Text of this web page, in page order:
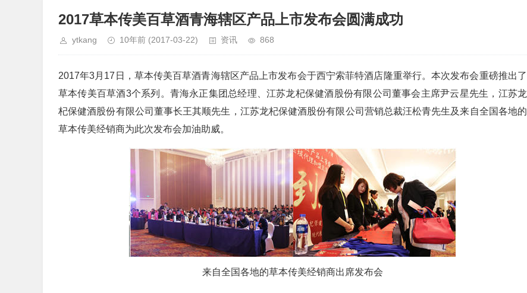
2017草本传美百草酒青海辖区产品上市发布会圆满成功
ytkang 10年前 (2017-03-22) 资讯 868
2017年3月17日，草本传美百草酒青海辖区产品上市发布会于西宁索菲特酒店隆重举行。本次发布会重磅推出了
草本传美百草酒3个系列。青海永正集团总经理、江苏龙杞保健酒股份有限公司董事会主席尹云星先生，江苏龙
杞保健酒股份有限公司董事长王其顺先生，江苏龙杞保健酒股份有限公司营销总裁汪松青先生及来自全国各地的
草本传美经销商为此次发布会加油助威。
来自全国各地的草本传美经销商出席发布会